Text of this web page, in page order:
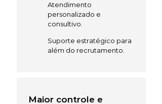
Atendimento
personalizado e
consultivo.
Suporte estratégico para
além do recrutamento.
Maior controle e